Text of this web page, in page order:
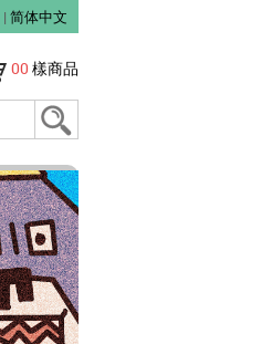
| 简体中文
00 樣商品